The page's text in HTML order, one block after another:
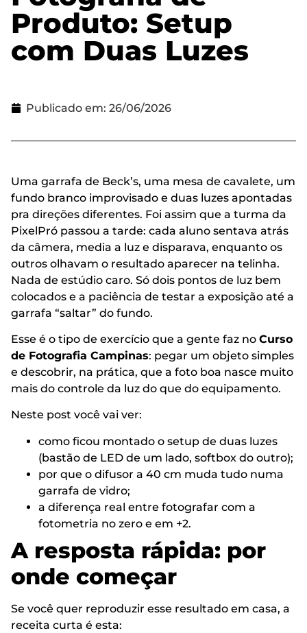
Produto: Setup
com Duas Luzes
Publicado em: 26/06/2026
Uma garrafa de Beck’s, uma mesa de cavalete, um
fundo branco improvisado e duas luzes apontadas
pra direções diferentes. Foi assim que a turma da
PixelPró passou a tarde: cada aluno sentava atrás
da câmera, media a luz e disparava, enquanto os
outros olhavam o resultado aparecer na telinha.
Nada de estúdio caro. Só dois pontos de luz bem
colocados e a paciência de testar a exposição até a
garrafa “saltar” do fundo.
Esse é o tipo de exercício que a gente faz no Curso
de Fotografia Campinas: pegar um objeto simples
e descobrir, na prática, que a foto boa nasce muito
mais do controle da luz do que do equipamento.
Neste post você vai ver:
como ficou montado o setup de duas luzes
(bastão de LED de um lado, softbox do outro);
por que o difusor a 40 cm muda tudo numa
garrafa de vidro;
a diferença real entre fotografar com a
fotometria no zero e em +2.
A resposta rápida: por
onde começar
Se você quer reproduzir esse resultado em casa, a
receita curta é esta: